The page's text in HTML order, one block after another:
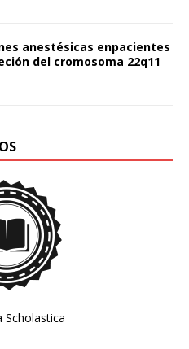
anestésicas enpacientes
del cromosoma 22q11
Scholastica